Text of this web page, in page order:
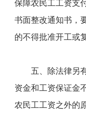
保障农民工工资支
书面整改通知书，
的不得批准开工或
五、除法律另有
资金和工资保证金
农民工工资之外的